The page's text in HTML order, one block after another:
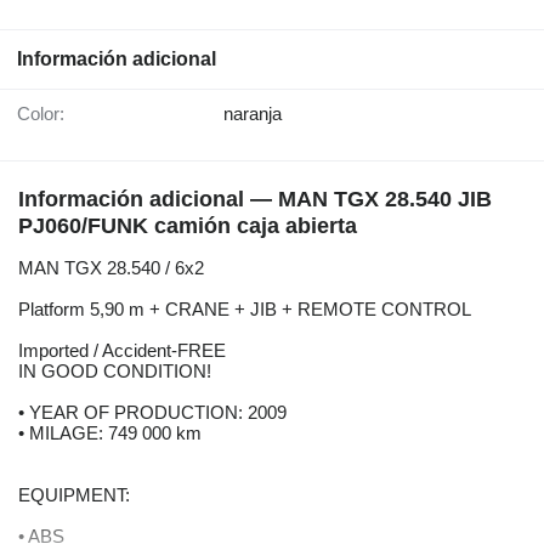
Información adicional
Color: naranja
Información adicional — MAN TGX 28.540 JIB
PJ060/FUNK camión caja abierta
MAN TGX 28.540 / 6x2
Platform 5,90 m + CRANE + JIB + REMOTE CONTROL
Imported / Accident-FREE
IN GOOD CONDITION!
• YEAR OF PRODUCTION: 2009
• MILAGE: 749 000 km
EQUIPMENT:
• ABS